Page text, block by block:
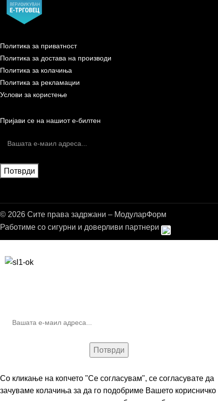
Политика за приватност
Политика за достава на производи
Политика за колачиња
Политика за рекламации
Услови за користење
Пријави се на нашиот е-билтен
© 2026 Сите права задржани – МодуларФорм
Работиме со сигурни и доверливи партнери
Со кликање на копчето "Се согласувам", се согласувате да
зачуваме колачиња за да го подобриме Вашето корисничко